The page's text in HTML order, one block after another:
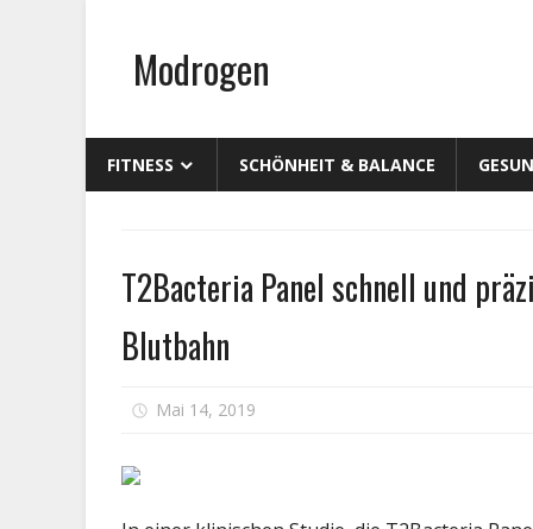
springenModrogen
FITNESS SCHÖNHEIT & BALANCE
Gesundheit
T2Bacteria Panel schnell und
Blutbahn
Mai 14, 2019
und